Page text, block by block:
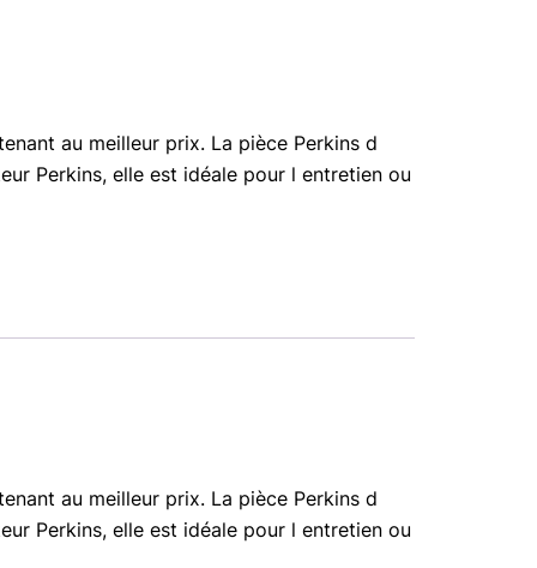
au meilleur prix. La pièce Perkins d
Perkins, elle est idéale pour l entretien ou
au meilleur prix. La pièce Perkins d
Perkins, elle est idéale pour l entretien ou